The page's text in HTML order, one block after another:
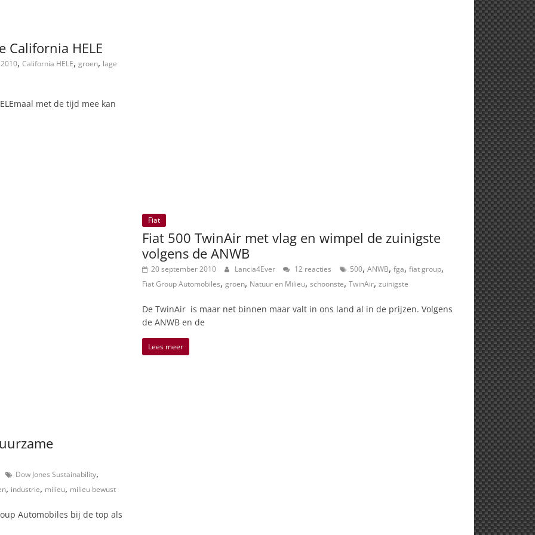
California HELE
2010, California HELE, groen, lage
met de tijd mee kan
Fiat
Fiat 500 TwinAir met vlag en wimpel de zuinigste
volgens de ANWB
20 september 2010 Lancia4Ever 12 reacties 500, ANWB, fga, fiat group,
Fiat Group Automobiles, groen, Natuur en Milieu, schoonste, TwinAir, zuinigste
De TwinAir is maar net binnen maar valt in ons land al in de prijzen. Volgens
de ANWB en de
Lees meer
Dow Jones Sustainability,
, industrie, milieu, milieu bewust
Automobiles bij de top als